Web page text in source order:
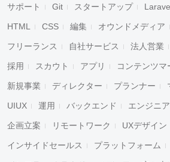
サポート Git スタートアップ
HTML CSS 編集 オウンドメディア
フリーランス 自社サービス 法人営業
採用 スカウト アプリ コンテンツ
新規事業 ディレクター プランナー
UIUX 運用 バックエンド エンジニア
企画立案 リモートワーク UXデザイン
インサイドセールス プラットフォーム